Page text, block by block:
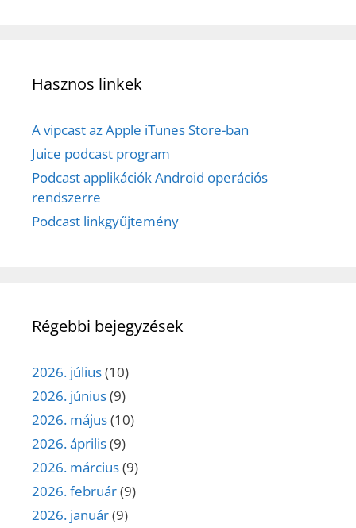
Hasznos linkek
A vipcast az Apple iTunes Store-ban
Juice podcast program
Podcast applikációk Android operációs
rendszerre
Podcast linkgyűjtemény
Régebbi bejegyzések
2026. július(10)
2026. június(9)
2026. május(10)
2026. április(9)
2026. március(9)
2026. február(9)
2026. január(9)